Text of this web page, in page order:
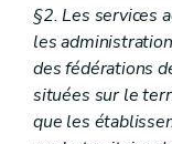
§2. Les services
les
des fédérations
situées sur le
que les